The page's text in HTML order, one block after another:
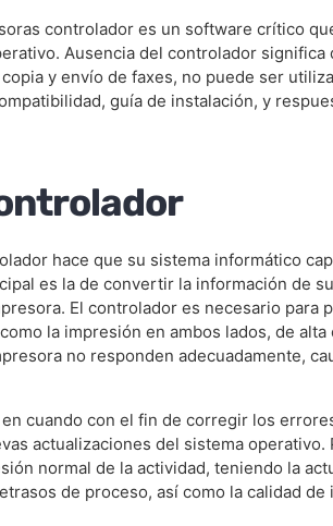
controlador es un software crítico
Ausencia del controlador significa
y envío de faxes, no puede ser
guía de instalación, y
hace que su sistema informático
es la de convertir la información de
El controlador es necesario para
la impresión en ambos lados, de alta
no responden adecuadamente,
cuando con el fin de corregir los
actualizaciones del sistema operativo.
normal de la actividad, teniendo la
de proceso, así como la calidad de